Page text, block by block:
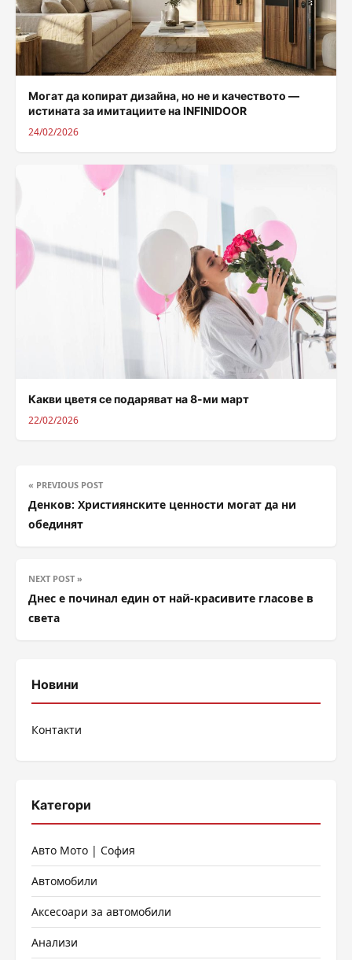
Могат да копират дизайна, но не и качеството —
истината за имитациите на INFINIDOOR
24/02/2026
Какви цветя се подаряват на 8-ми март
22/02/2026
« PREVIOUS POST
Денков: Християнските ценности могат да ни
обединят
NEXT POST »
Днес е починал един от най-красивите гласове в
света
Новини
Контакти
Категори
Авто Мото | София
Автомобили
Аксесоари за автомобили
Анализи